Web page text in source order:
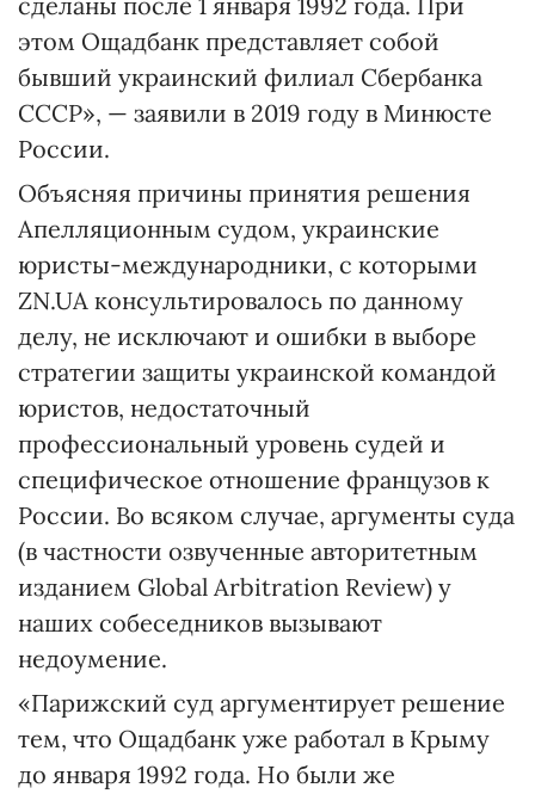
этом Ощадбанк представляет собой
бывший украинский филиал Сбербанка
СССР», — заявили в 2019 году в Минюсте
России.
Объясняя причины принятия решения
Апелляционным судом, украинские
юристы-международники, с которыми
ZN.UA консультировалось по данному
делу, не исключают и ошибки в выборе
стратегии защиты украинской командой
юристов, недостаточный
профессиональный уровень судей и
специфическое отношение французов к
России. Во всяком случае, аргументы суда
(в частности озвученные авторитетным
изданием Global Arbitration Review) у
наших собеседников вызывают
недоумение.
«Парижский суд аргументирует решение
тем, что Ощадбанк уже работал в Крыму
до января 1992 года. Но были же